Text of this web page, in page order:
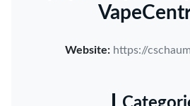
Website: https://